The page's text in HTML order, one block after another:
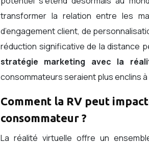
transformer la relation entre les
d’engagement client, de
réduction significative de la distance
stratégie marketing avec la
consommateurs seraient plus enclins
Comment la RV peut
consommateur ?
La réalité virtuelle offre un